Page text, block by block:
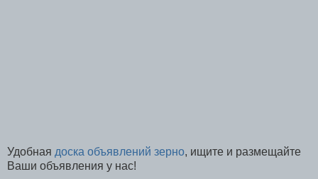
Удобная доска объявлений зерно, ищите и размещайте
Ваши объявления у нас!